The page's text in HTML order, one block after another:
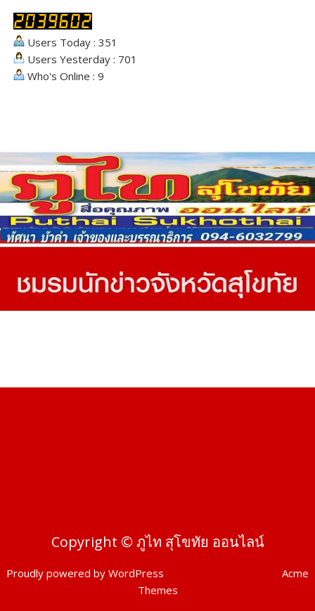
Users Today : 351
Users Yesterday : 701
Who's Online : 9
Copyright © ภูไท สุโขทัย ออนไลน์
Proudly powered by WordPress
Acme
Themes